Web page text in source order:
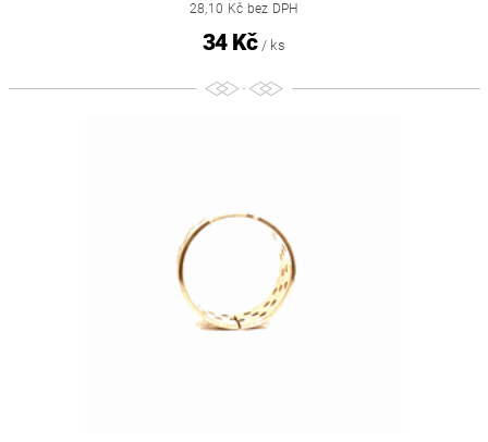
28,10 Kč bez DPH
34 Kč / ks